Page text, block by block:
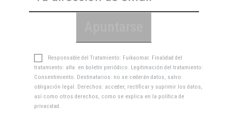
Responsable del Tratamiento: Fuikaomar. Finalidad del
tratamiento: alta en boletín periódico. Legitimación del tratamiento:
Consentimiento. Destinatarios: no se cederán datos, salvo
obligación legal. Derechos: acceder, rectificar y suprimir los datos,
así como otros derechos, como se explica en la política de
privacidad.